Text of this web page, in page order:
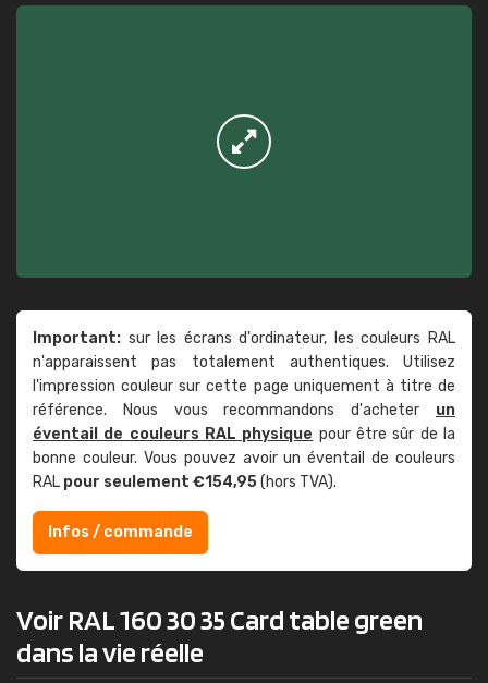
Important: sur les écrans d'ordinateur, les couleurs RAL
n'apparaissent pas totalement authentiques. Utilisez
l'impression couleur sur cette page uniquement à titre de
référence. Nous vous recommandons d'acheter un
éventail de couleurs RAL physique pour être sûr de la
bonne couleur. Vous pouvez avoir un éventail de couleurs
RAL pour seulement €154,95(hors TVA).
Infos / commande
Voir RAL 160 30 35 Card table green
dans la vie réelle